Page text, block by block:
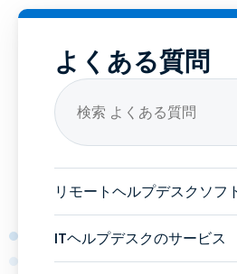
よくある質問
リモートヘルプデスクソフ
ITヘルプデスクのサービス